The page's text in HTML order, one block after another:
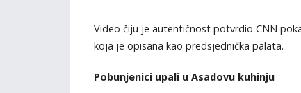
Video čiju je autentičnost potvrdio CNN
koja je opisana kao predsjednička palata.
Pobunjenici upali u Asadovu kuhinju